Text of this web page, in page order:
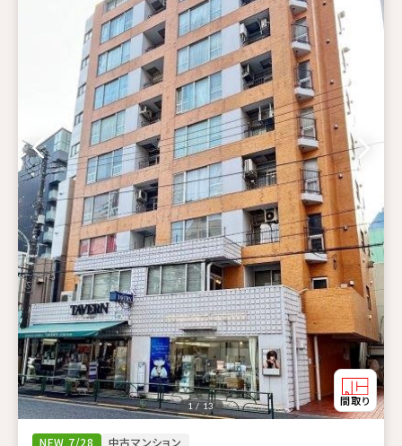
NEW 7/28 中古マンション
1 / 13